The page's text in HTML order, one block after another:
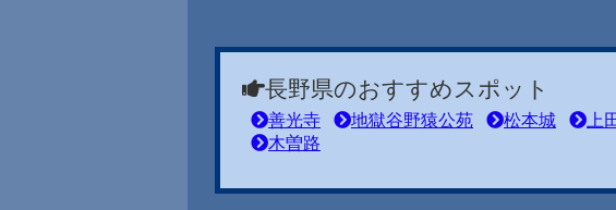
長野県のおすすめスポット
善光寺 地獄谷野猿公苑 松本城 上
木曽路